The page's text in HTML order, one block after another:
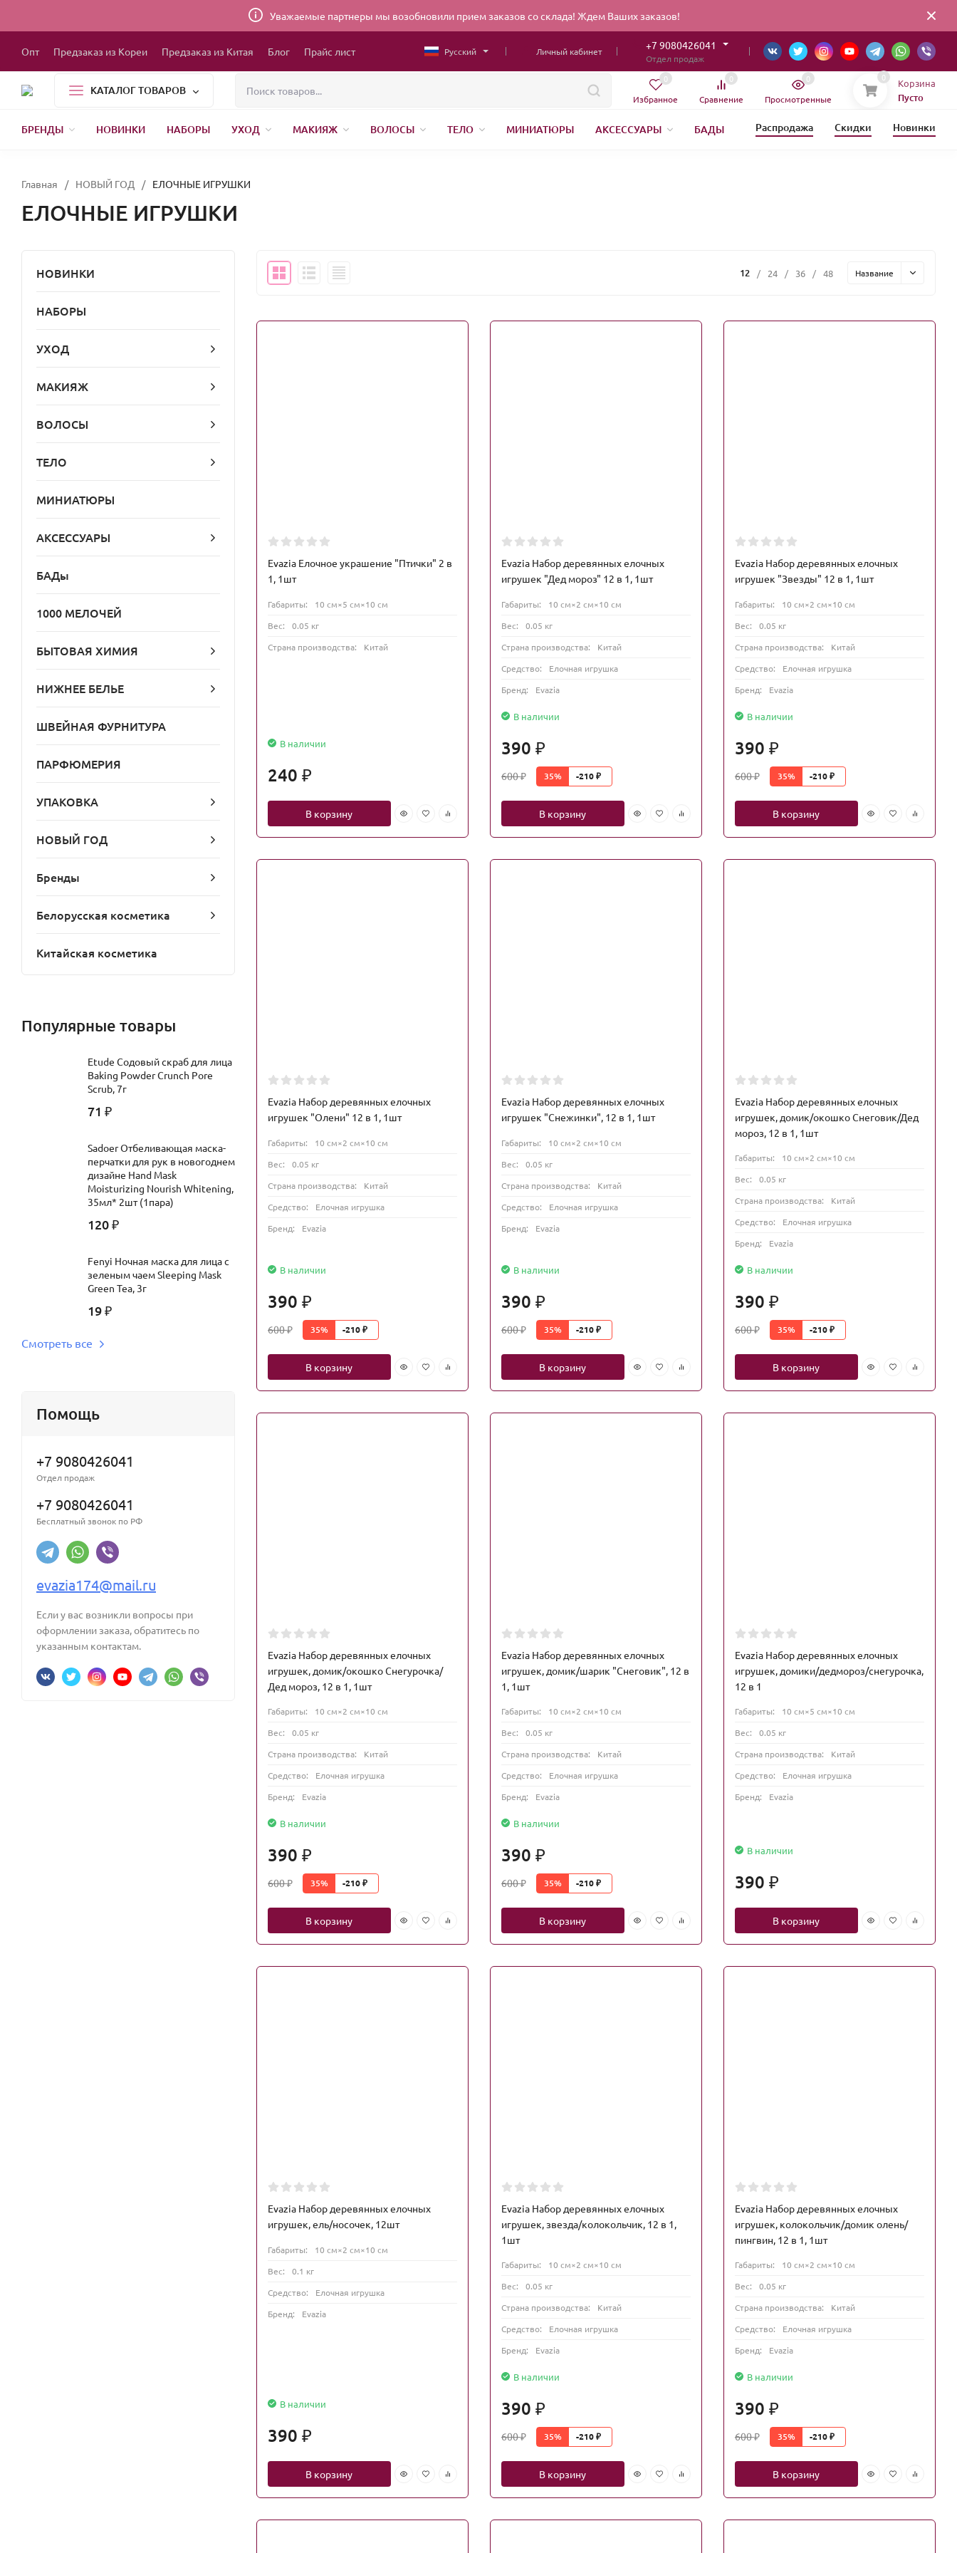
Уважаемые партнеры мы возобновили прием заказов со склада! Ждем Ваших заказов!
Опт Предзаказ из Кореи Предзаказ из Китая Блог Прайс лист Русский Личный кабинет +7 9080426041
Отдел продаж
КАТАЛОГ ТОВАРОВ
Избранное
0
Сравнение
0
Просмотренные
0 0 Корзина
Пусто
БРЕНДЫ НОВИНКИ НАБОРЫ УХОД МАКИЯЖ ВОЛОСЫ ТЕЛО МИНИАТЮРЫ АКСЕССУАРЫ
БАДЫ
Распродажа Скидки Новинки
Главная / НОВЫЙ ГОД / ЕЛОЧНЫЕ ИГРУШКИ
ЕЛОЧНЫЕ ИГРУШКИ
НОВИНКИ
НАБОРЫ
УХОД
МАКИЯЖ
ВОЛОСЫ
ТЕЛО
МИНИАТЮРЫ
АКСЕССУАРЫ
БАДы
1000 МЕЛОЧЕЙ
БЫТОВАЯ ХИМИЯ
НИЖНЕЕ БЕЛЬЕ
ШВЕЙНАЯ ФУРНИТУРА
ПАРФЮМЕРИЯ
УПАКОВКА
НОВЫЙ ГОД
Бренды
Белорусская косметика
Китайская косметика
Популярные товары
Etude Содовый скраб для лица
Baking Powder Crunch Pore
Scrub, 7г
71 ₽
Sadoer Отбеливающая маска-
перчатки для рук в новогоднем
дизайне Hand Mask
Moisturizing Nourish Whitening,
35мл* 2шт (1пара)
120 ₽
Fenyi Ночная маска для лица с
зеленым чаем Sleeping Mask
Green Tea, 3г
19 ₽
Смотреть все
Помощь
+7 9080426041
Отдел продаж
+7 9080426041
Бесплатный звонок по РФ
evazia174@mail.ru
Если у вас возникли вопросы при
оформлении заказа, обратитесь по
указанным контактам.
12 / 24 / 36 / 48 Название
Evazia Елочное украшение "Птички" 2 в
1, 1шт
Габариты:
10 см×5 см×10 см
Вес:
0.05 кг
Страна производства:
Китай
В наличии
240 ₽
В корзину
Evazia Набор деревянных елочных
игрушек "Дед мороз" 12 в 1, 1шт
Габариты:
10 см×2 см×10 см
Вес:
0.05 кг
Страна производства:
Китай
Средство:
Елочная игрушка
Бренд:
Evazia
В наличии
390 ₽
600₽ 35% -210 ₽
В корзину
Evazia Набор деревянных елочных
игрушек "Звезды" 12 в 1, 1шт
Габариты:
10 см×2 см×10 см
Вес:
0.05 кг
Страна производства:
Китай
Средство:
Елочная игрушка
Бренд:
Evazia
В наличии
390 ₽
600₽ 35% -210 ₽
В корзину
Evazia Набор деревянных елочных
игрушек "Олени" 12 в 1, 1шт
Габариты:
10 см×2 см×10 см
Вес:
0.05 кг
Страна производства:
Китай
Средство:
Елочная игрушка
Бренд:
Evazia
В наличии
390 ₽
600₽ 35% -210 ₽
В корзину
Evazia Набор деревянных елочных
игрушек "Снежинки", 12 в 1, 1шт
Габариты:
10 см×2 см×10 см
Вес:
0.05 кг
Страна производства:
Китай
Средство:
Елочная игрушка
Бренд:
Evazia
В наличии
390 ₽
600₽ 35% -210 ₽
В корзину
Evazia Набор деревянных елочных
игрушек, домик/окошко Снеговик/Дед
мороз, 12 в 1, 1шт
Габариты:
10 см×2 см×10 см
Вес:
0.05 кг
Страна производства:
Китай
Средство:
Елочная игрушка
Бренд:
Evazia
В наличии
390 ₽
600₽ 35% -210 ₽
В корзину
Evazia Набор деревянных елочных
игрушек, домик/окошко Снегурочка/
Дед мороз, 12 в 1, 1шт
Габариты:
10 см×2 см×10 см
Вес:
0.05 кг
Страна производства:
Китай
Средство:
Елочная игрушка
Бренд:
Evazia
В наличии
390 ₽
600₽ 35% -210 ₽
В корзину
Evazia Набор деревянных елочных
игрушек, домик/шарик "Снеговик", 12 в
1, 1шт
Габариты:
10 см×2 см×10 см
Вес:
0.05 кг
Страна производства:
Китай
Средство:
Елочная игрушка
Бренд:
Evazia
В наличии
390 ₽
600₽ 35% -210 ₽
В корзину
Evazia Набор деревянных елочных
игрушек, домики/дедмороз/снегурочка,
12 в 1
Габариты:
10 см×5 см×10 см
Вес:
0.05 кг
Страна производства:
Китай
Средство:
Елочная игрушка
Бренд:
Evazia
В наличии
390 ₽
В корзину
Evazia Набор деревянных елочных
игрушек, ель/носочек, 12шт
Габариты:
10 см×2 см×10 см
Вес:
0.1 кг
Средство:
Елочная игрушка
Бренд:
Evazia
В наличии
390 ₽
В корзину
Evazia Набор деревянных елочных
игрушек, звезда/колокольчик, 12 в 1,
1шт
Габариты:
10 см×2 см×10 см
Вес:
0.05 кг
Страна производства:
Китай
Средство:
Елочная игрушка
Бренд:
Evazia
В наличии
390 ₽
600₽ 35% -210 ₽
В корзину
Evazia Набор деревянных елочных
игрушек, колокольчик/домик олень/
пингвин, 12 в 1, 1шт
Габариты:
10 см×2 см×10 см
Вес:
0.05 кг
Страна производства:
Китай
Средство:
Елочная игрушка
Бренд:
Evazia
В наличии
390 ₽
600₽ 35% -210 ₽
В корзину